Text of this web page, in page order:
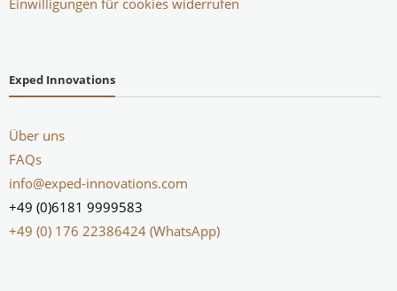
Einwilligungen für cookies widerrufen
Exped Innovations
Über uns
FAQs
info@exped-innovations.com
+49 (0)6181 9999583
+49 (0) 176 22386424 (WhatsApp)